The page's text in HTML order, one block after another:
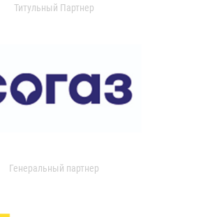
Титульный Партнер
Генеральный партнер